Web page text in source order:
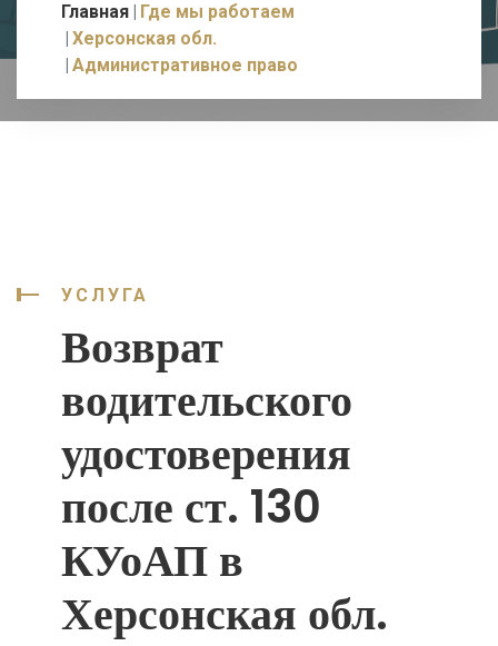
Главная Где мы работаем
Херсонская обл.
Административное право
УСЛУГА
Возврат
водительского
удостоверения
после ст. 130
КУоАП в
Херсонская обл.